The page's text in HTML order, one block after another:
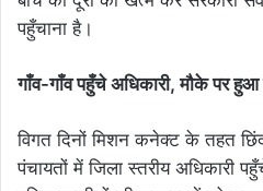
पहुँचाना है।
गाँव-गाँव पहुँचे अधिकारी, मौके पर हुआ
विगत दिनों मिशन कनेक्ट के तहत
पंचायतों में जिला स्तरीय अधिकारी